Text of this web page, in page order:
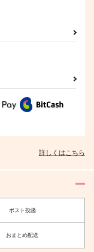
詳しくはこちら
ポスト投函
おまとめ配送